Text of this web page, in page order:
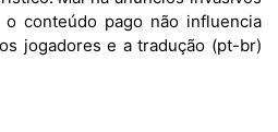
conteúdo pago não influencia
jogadores e a tradução (pt-br)